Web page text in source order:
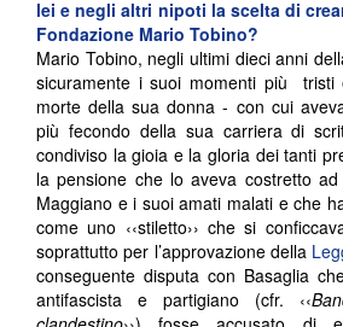
lei e negli altri nipoti la scelta di
Fondazione Mario Tobino?
Mario Tobino, negli ultimi dieci anni
sicuramente i suoi momenti più
morte della sua donna - con cui
più fecondo della sua carriera di
condiviso la gioia e la gloria dei tanti
la pensione che lo aveva costretto
Maggiano e i suoi amati malati e che
come uno ‹‹stiletto›› che si
soprattutto per l’approvazione della
conseguente disputa con Basaglia
antifascista e partigiano (cfr. ‹‹